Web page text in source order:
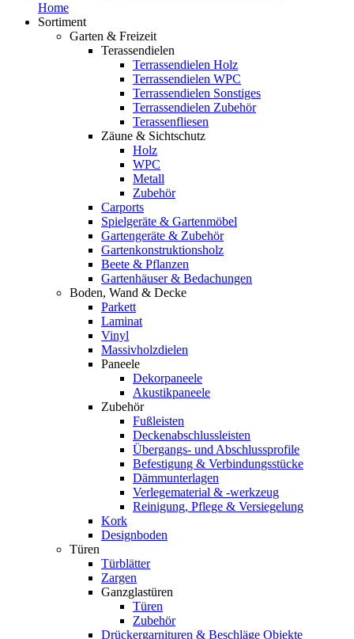
Home
Sortiment
Garten & Freizeit
Terassendielen
Terrassendielen Holz
Terrassendielen WPC
Terrassendielen Sonstiges
Terrassendielen Zubehör
Terassenfliesen
Zäune & Sichtschutz
Holz
WPC
Metall
Zubehör
Carports
Spielgeräte & Gartenmöbel
Gartengeräte & Zubehör
Gartenkonstruktionsholz
Beete & Pflanzen
Gartenhäuser & Bedachungen
Boden, Wand & Decke
Parkett
Laminat
Vinyl
Massivholzdielen
Paneele
Dekorpaneele
Akustikpaneele
Zubehör
Fußleisten
Deckenabschlussleisten
Übergangs- und Abschlussprofile
Befestigung & Verbindungsstücke
Dämmunterlagen
Verlegematerial & -werkzeug
Reinigung, Pflege & Versiegelung
Kork
Designboden
Türen
Türblätter
Zargen
Ganzglastüren
Türen
Zubehör
Drückergarnituren & Beschläge Objekte